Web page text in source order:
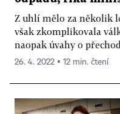
Z uhlí mělo za několik
však zkomplikovala
naopak úvahy o
26. 4. 2022 ▪ 12 min. čtení